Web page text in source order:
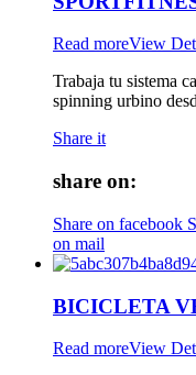
Read moreView
Trabaja tu sistema
spinning urbino
Share it
share on:
Share on facebook
on mail
BICICLETA
Read moreView